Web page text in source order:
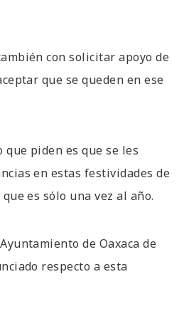
con solicitar apoyo de
que se queden en ese
piden es que se les
en estas festividades de
es sólo una vez al año.
de Oaxaca de
respecto a esta